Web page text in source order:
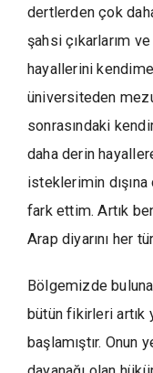
dertlerden çok
şahsi çıkarlarım
hayallerini
üniversiteden
sonrasındaki
daha derin
isteklerimin dışına
fark ettim. Artık
Arap diyarını her
Bölgemizde
bütün fikirleri artık
başlamıştır. Onun